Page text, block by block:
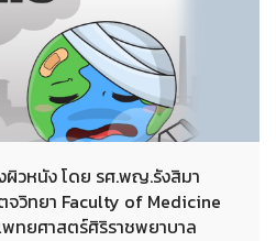
ผิวหนัง โดย รศ.พญ.รังสิมา
วิทยา Faculty of Medicine
ทยศาสตร์ศิริราชพยาบาล